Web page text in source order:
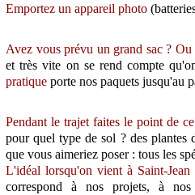
Emportez un appareil photo
Avez vous prévu un grand sac ?
et très vite on se rend compte
pratique porte nos paquets jusqu'au
Pendant le trajet faites le point de
pour quel type de sol ? des plantes
que vous aimeriez poser : tous les
L'idéal lorsqu'on vient à Saint-
correspond à nos projets, à